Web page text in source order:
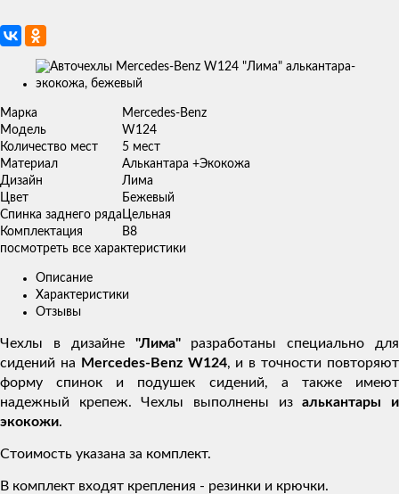
Изображения
Марка
Mercedes-Benz
Модель
W124
Количество мест
5 мест
Материал
Алькантара +Экокожа
Дизайн
Лима
Цвет
Бежевый
Спинка заднего ряда Цельная
Комплектация
В8
посмотреть все характеристики
Описание
Характеристики
Отзывы
Чехлы в дизайне "Лима"разработаны специально для
сидений на
Mercedes-Benz W124, и в точности повторяют
форму спинок и подушек сидений, а также имеют
надежный крепеж. Чехлы выполнены изалькантары и
экокожи.
Стоимость указана за комплект.
В комплект входят крепления - резинки и крючки.